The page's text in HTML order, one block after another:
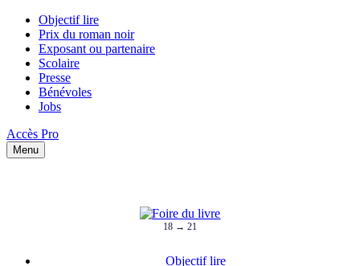
Objectif lire
Prix du roman noir
Exposant ou partenaire
Scolaire
Presse
Bénévoles
Jobs
Accès Pro
Menu
18 → 21
Objectif lire